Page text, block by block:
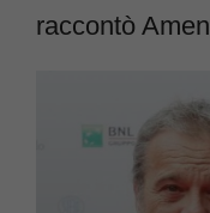
raccontò